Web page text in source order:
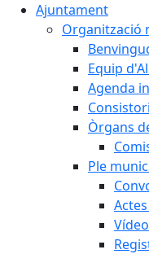
Ajuntament
Organització
Equip
Agenda
Consistori
Òrgans
Ple